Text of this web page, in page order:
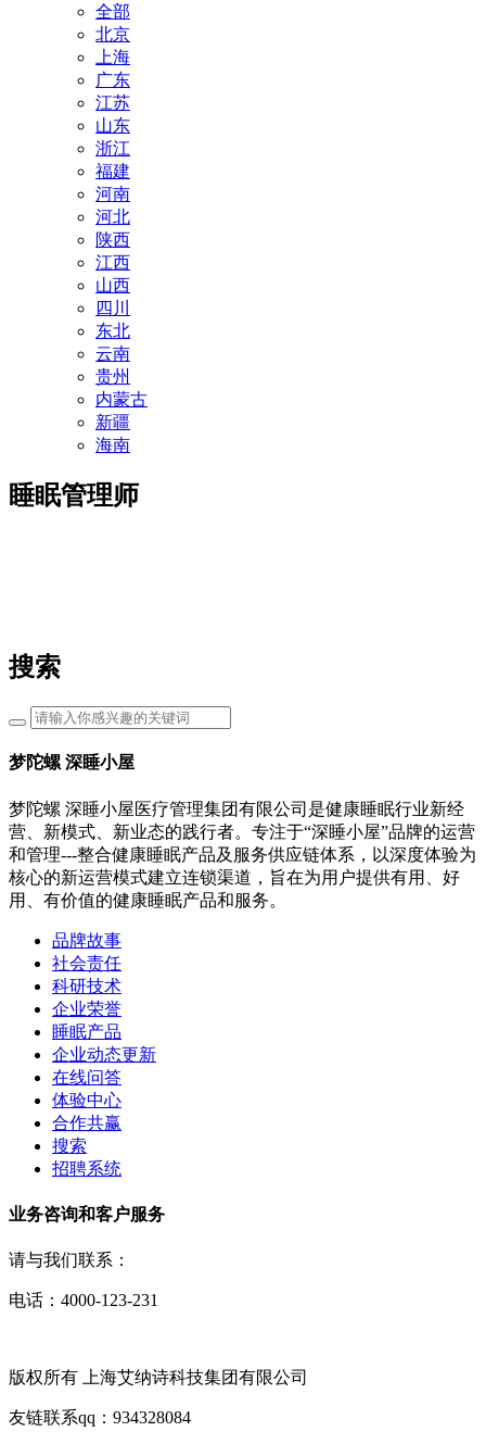
全部
北京
上海
广东
江苏
山东
浙江
福建
河南
河北
陕西
江西
山西
四川
东北
云南
贵州
内蒙古
新疆
海南
睡眠管理师
搜索
梦陀螺 深睡小屋
梦陀螺 深睡小屋医疗管理集团有限公司是健康睡眠行业新经
营、新模式、新业态的践行者。专注于“深睡小屋”品牌的运营
和管理---整合健康睡眠产品及服务供应链体系，以深度体验为
核心的新运营模式建立连锁渠道，旨在为用户提供有用、好
用、有价值的健康睡眠产品和服务。
品牌故事
社会责任
科研技术
企业荣誉
睡眠产品
企业动态更新
在线问答
体验中心
合作共赢
搜索
招聘系统
业务咨询和客户服务
请与我们联系：
电话：4000-123-231
版权所有 上海艾纳诗科技集团有限公司
友链联系qq：934328084